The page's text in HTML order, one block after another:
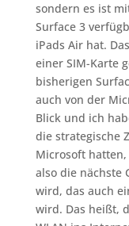
sondern es ist
Surface 3
iPads Air hat.
einer SIM-Karte
bisherigen
auch von der
Blick und ich
die strategische
Microsoft
also die nächste
wird, das auch
wird. Das heißt,